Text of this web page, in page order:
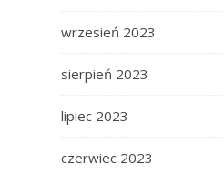
wrzesień 2023
sierpień 2023
lipiec 2023
czerwiec 2023